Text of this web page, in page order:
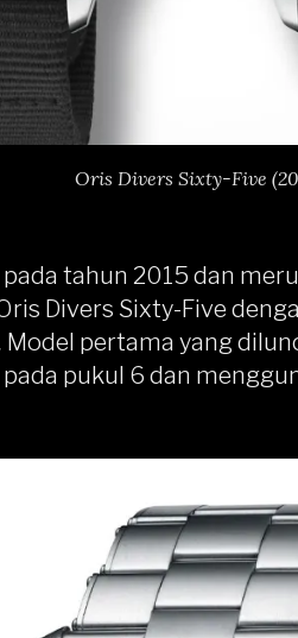
Oris Divers Sixty-Five
tahun 2015 dan
Divers Sixty-Five
Model pertama yang
pada pukul 6 dan